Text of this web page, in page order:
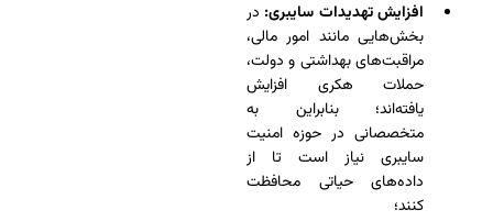
افزایش تهدیدات سایبری: در
بخش‌هایی مانند امور مالی،
مراقبت‌های بهداشتی و دولت،
حملات هکری افزایش
یافته‌اند؛ بنابراین به
متخصصانی در حوزه امنیت
سایبری نیاز است تا از
داده‌های حیاتی محافظت
کنند؛